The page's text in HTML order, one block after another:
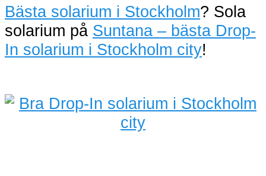
Bästa solarium i Stockholm? Sola
solarium på Suntana – bästa Drop-
In solarium i Stockholm city!